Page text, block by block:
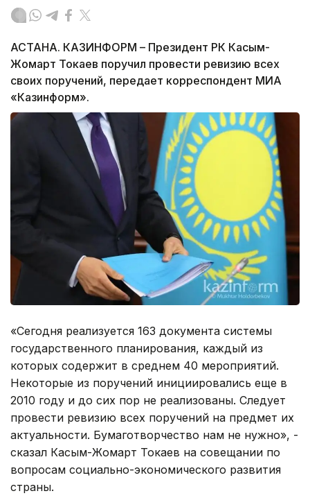
АСТАНА. КАЗИНФОРМ – Президент РК Касым-
Жомарт Токаев поручил провести ревизию всех
своих поручений, передает корреспондент МИА
«Казинформ».
«Сегодня реализуется 163 документа системы
государственного планирования, каждый из
которых содержит в среднем 40 мероприятий.
Некоторые из поручений инициировались еще в
2010 году и до сих пор не реализованы. Следует
провести ревизию всех поручений на предмет их
актуальности. Бумаготворчество нам не нужно», -
сказал Касым-Жомарт Токаев на совещании по
вопросам социально-экономического развития
страны.